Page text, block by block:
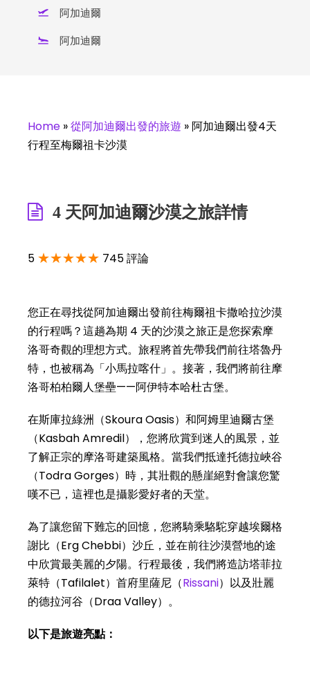
阿加迪爾
阿加迪爾
Home »從阿加迪爾出發的旅遊 » 阿加迪爾出發4天
行程至梅爾祖卡沙漠
4 天阿加迪爾沙漠之旅詳情
5 ★★★★★ 745 評論
您正在尋找從阿加迪爾出發前往梅爾祖卡撒哈拉沙漠
的行程嗎？這趟為期 4 天的沙漠之旅正是您探索摩
洛哥奇觀的理想方式。旅程將首先帶我們前往塔魯丹
特，也被稱為「小馬拉喀什」。接著，我們將前往摩
洛哥柏柏爾人堡壘——阿伊特本哈杜古堡。
在斯庫拉綠洲（Skoura Oasis）和阿姆里迪爾古堡
（Kasbah Amredil），您將欣賞到迷人的風景，並
了解正宗的摩洛哥建築風格。當我們抵達托德拉峽谷
（Todra Gorges）時，其壯觀的懸崖絕對會讓您驚
嘆不已，這裡也是攝影愛好者的天堂。
為了讓您留下難忘的回憶，您將騎乘駱駝穿越埃爾格
謝比（Erg Chebbi）沙丘，並在前往沙漠營地的途
中欣賞最美麗的夕陽。行程最後，我們將造訪塔菲拉
萊特（Tafilalet）首府里薩尼（Rissani）以及壯麗
的德拉河谷（Draa Valley）。
以下是旅遊亮點：